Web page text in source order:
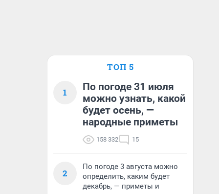
ТОП 5
1
По погоде 31 июля
можно узнать, какой
будет осень, —
народные приметы
158 332 15
2
По погоде 3 августа можно
определить, каким будет
декабрь, — приметы и